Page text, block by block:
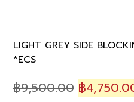
LIGHT GREY SIDE
*ECS
฿9,500.00 Original
฿